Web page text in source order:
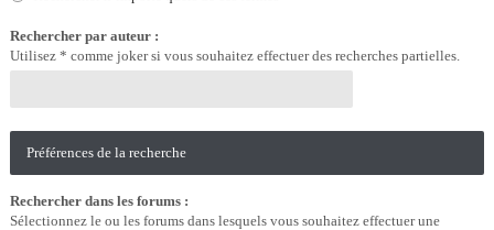
Rechercher par auteur :
Utilisez * comme joker si vous souhaitez effectuer des recherches partielles.
Préférences de la recherche
Rechercher dans les forums :
Sélectionnez le ou les forums dans lesquels vous souhaitez effectuer une